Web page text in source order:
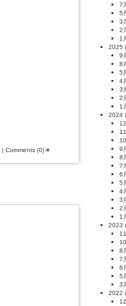
| Comments (0) #
7
5
3
2
1
2025
9
8
5
4
3
2
1
2024
9
8
7
6
5
4
3
2
1
2023
8
7
6
5
3
2022